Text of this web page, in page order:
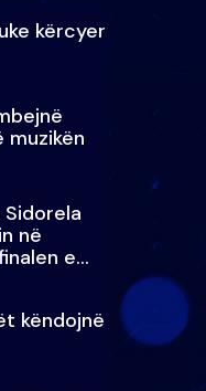
kërcyer
muzikën
në
e
këndojnë